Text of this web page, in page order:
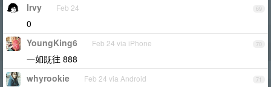
69
lrvy Feb 24
0
70
YoungKing6 Feb 24 via iPhone
一如既往 888
71
whyrookie Feb 24 via Android